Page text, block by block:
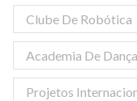
Clube De Robótica
Academia De Dança
Projetos